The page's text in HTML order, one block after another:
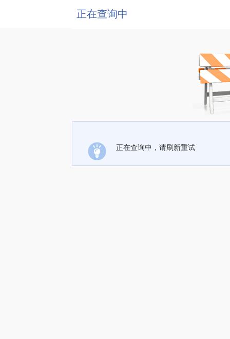
正在查询中
正在查询中，请刷新重试